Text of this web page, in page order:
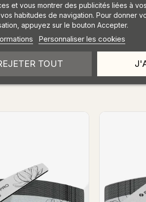
et vous montrer des publicités liées à
habitudes de navigation. Pour donner
appuyez sur le bouton Accepter.
Personnaliser les cookies
TOUT